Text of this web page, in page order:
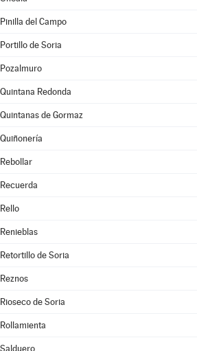
Pinilla del Campo
Portillo de Soria
Pozalmuro
Quintana Redonda
Quintanas de Gormaz
Quiñonería
Rebollar
Recuerda
Rello
Renieblas
Retortillo de Soria
Reznos
Rioseco de Soria
Rollamienta
Salduero